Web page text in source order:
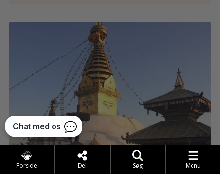
Forside Del Søg Menu